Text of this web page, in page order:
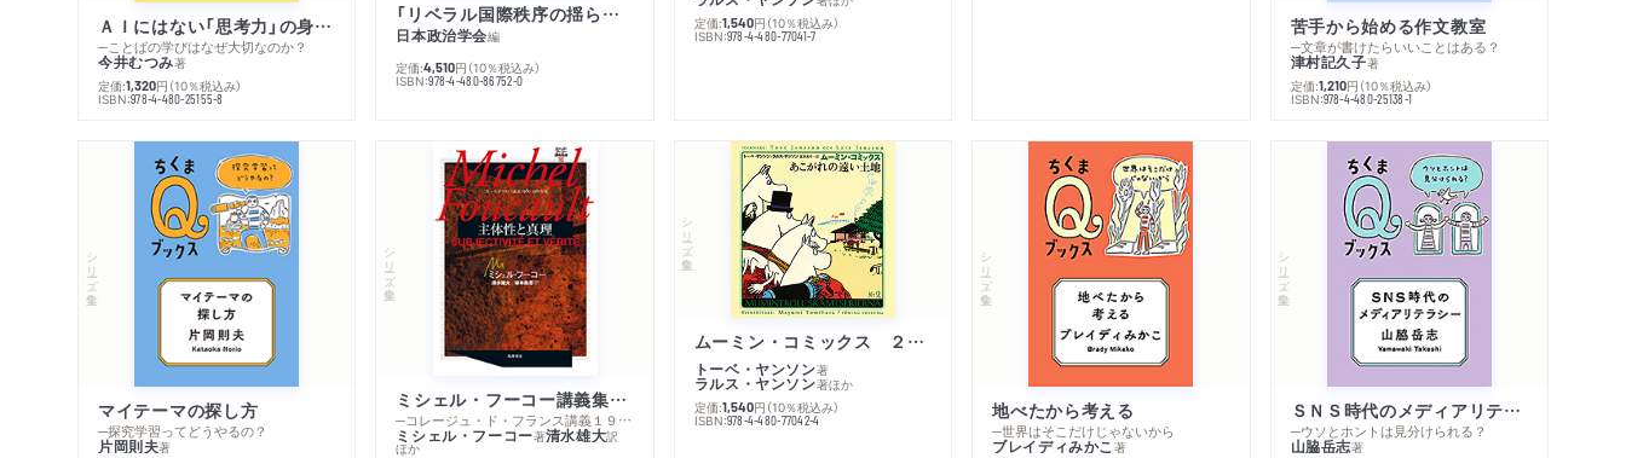
ＡＩにはない「思考力」の身につけ方
─ことばの学びはなぜ大切なのか？
今井むつみ著
定価:1,320円 （10％税込み）
ISBN:978-4-480-25155-8
「リベラル国際秩序の揺らぎ」再考 年報政治学２０２６‐Ⅰ
日本政治学会編
定価:4,510円 （10％税込み）
ISBN:978-4-480-86752-0
定価:1,540円 （10％税込み）
ISBN:978-4-480-77041-7 苦手から始める作文教室
─文章が書けたらいいことはある？
津村記久子著
定価:1,210円 （10％税込み）
ISBN:978-4-480-25138-1
シリーズ・全集
マイテーマの探し方
─探究学習ってどうやるの？
片岡則夫著
シリーズ・全集
ミシェル・フーコー講義集成１０ 主体性と真理
─コレージュ・ド・フランス講義１９８０－１９８１年度
ミシェル・フーコー著清水雄大訳
ほか
シリーズ・全集
ムーミン・コミックス ２ あこがれの遠い土地
トーベ・ヤンソン著
ラルス・ヤンソン著ほか
定価:1,540円 （10％税込み）
ISBN:978-4-480-77042-4
シリーズ・全集
地べたから考える
─世界はそこだけじゃないから
ブレイディみかこ著
シリーズ・全集
ＳＮＳ時代のメディアリテラシー
─ウソとホントは見分けられる？
山脇岳志著